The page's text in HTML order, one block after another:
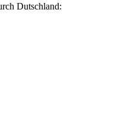
Dutschland: